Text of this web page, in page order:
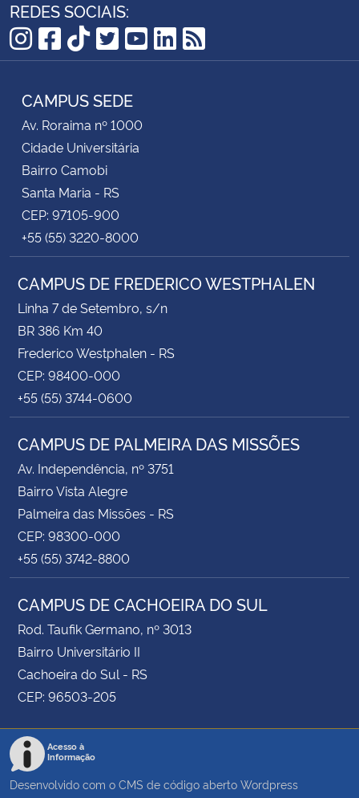
REDES SOCIAIS:
Instagram
Facebook
TikTok
Twitter
YouTube
LinkedIn
RSS
CAMPUS SEDE
Av. Roraima nº 1000
Cidade Universitária
Bairro Camobi
Santa Maria - RS
CEP: 97105-900
+55 (55) 3220-8000
CAMPUS DE FREDERICO WESTPHALEN
Linha 7 de Setembro, s/n
BR 386 Km 40
Frederico Westphalen - RS
CEP: 98400-000
+55 (55) 3744-0600
CAMPUS DE PALMEIRA DAS MISSÕES
Av. Independência, nº 3751
Bairro Vista Alegre
Palmeira das Missões - RS
CEP: 98300-000
+55 (55) 3742-8800
CAMPUS DE CACHOEIRA DO SUL
Rod. Taufik Germano, nº 3013
Bairro Universitário II
Cachoeira do Sul - RS
CEP: 96503-205
Acesso à
Informação
Desenvolvido com o CMS de código aberto Wordpress